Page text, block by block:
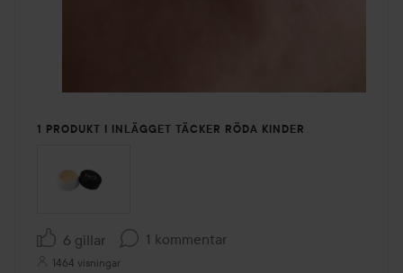
1 PRODUKT I INLÄGGET TÄCKER RÖDA KINDER
6 gillar 1 kommentar
1464 visningar